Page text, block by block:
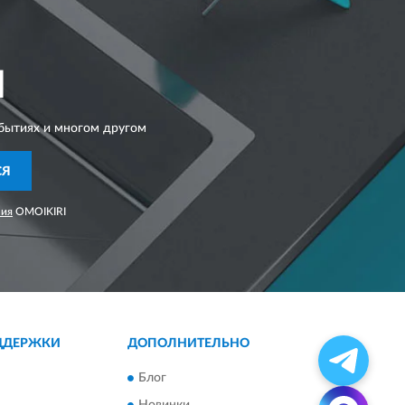
и многом другом
OMOIKIRI
ДОПОЛНИТЕЛЬНО
Блог